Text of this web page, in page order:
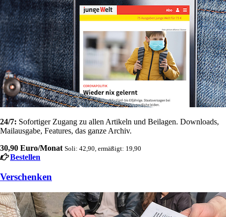
24/7: Sofortiger Zugang zu allen Artikeln und Beilagen. Downloads,
Mailausgabe, Features, das ganze Archiv.
30,90 Euro/Monat Soli: 42,90, ermäßigt: 19,90
Bestellen
Verschenken